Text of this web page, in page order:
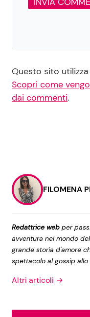
Questo sito
Scopri come
dai commenti.
FILOMENA
Redattrice web per
avventura nel mondo
grande storia d'amore
spettacolo al gossip
Altri articoli →